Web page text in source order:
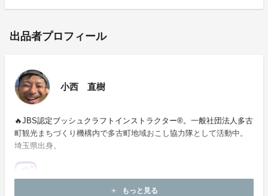
出品者プロフィール
小西 直樹
🔥JBS認定ブッシュクラフトインストラクター®️。一般社団法人多古
町観光まちづくり機構内で多古町地域おこし協力隊として活動中。
埼玉県出身。
add もっと見る